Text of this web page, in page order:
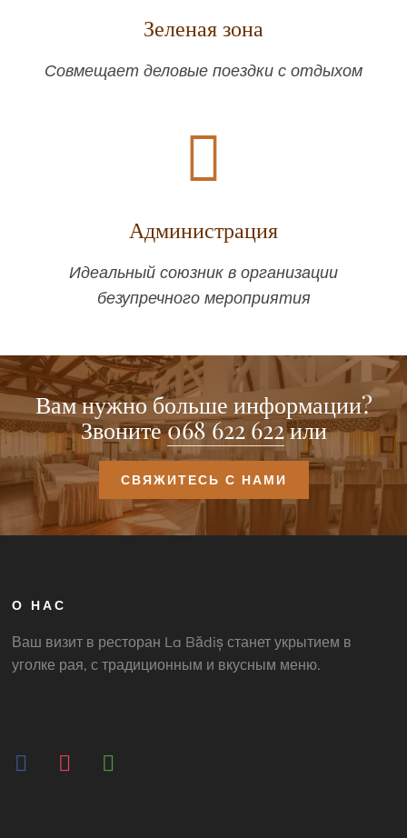
Зеленая зона
Совмещает деловые поездки с отдыхом
Администрация
Идеальный союзник в организации
безупречного мероприятия
Вам нужно больше информации?
Звоните068 622 622или
СВЯЖИТЕСЬ С НАМИ
О НАС
Ваш визит в ресторан La Bădiș станет укрытием в
уголке рая, с традиционным и вкусным меню.
facebookinstagramtripadvisor